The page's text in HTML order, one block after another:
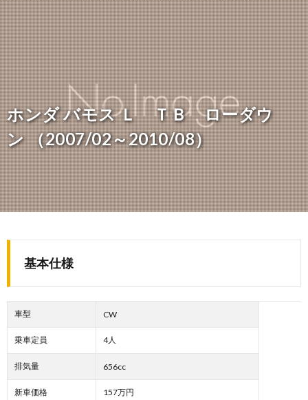
ホンダ バモス Ｌ ＴＢ ローダウ
ン （2007/02～2010/08）
基本仕様
車型 CW
乗車定員 4人
排気量 656cc
新車価格 157万円